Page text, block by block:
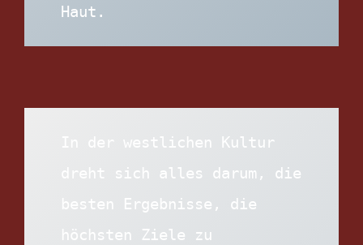
Haut.
In der westlichen Kultur
dreht sich alles darum, die
besten Ergebnisse, die
höchsten Ziele zu